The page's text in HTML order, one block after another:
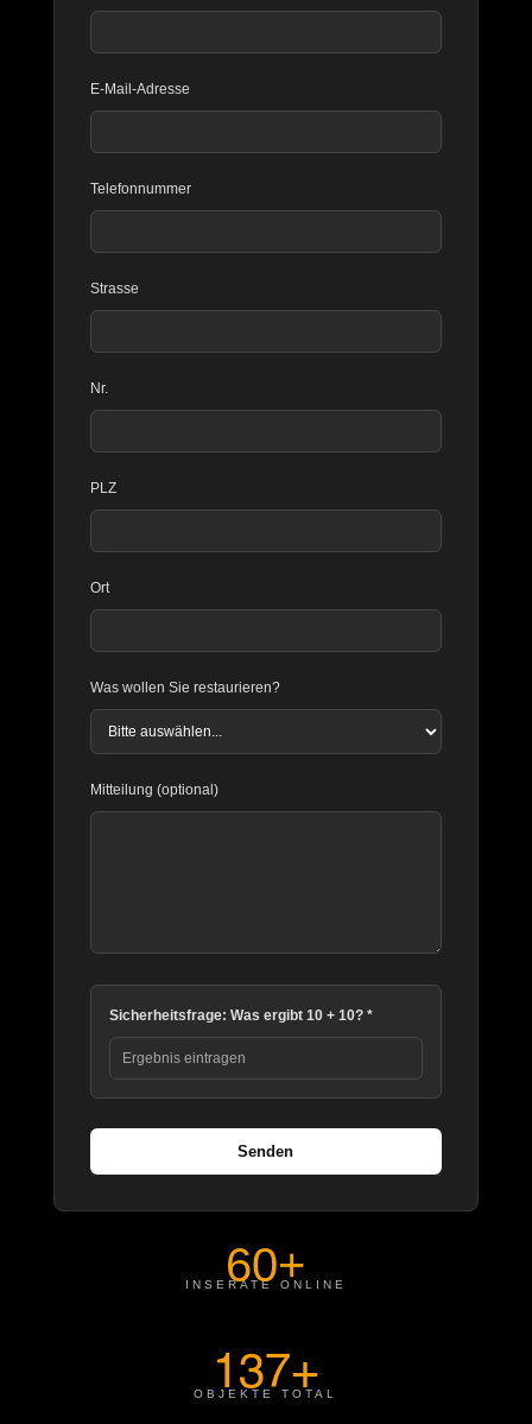
E-Mail-Adresse
Telefonnummer
Strasse
Nr.
PLZ
Ort
Was wollen Sie restaurieren?
Mitteilung (optional)
Sicherheitsfrage: Was ergibt 10 + 10? *
Senden
60+
INSERATE ONLINE
137+
OBJEKTE TOTAL